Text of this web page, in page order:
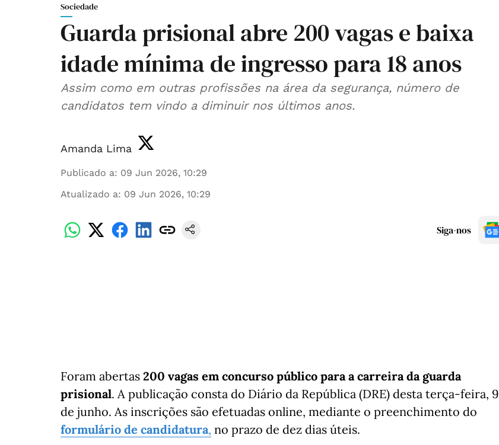
Sociedade
Guarda prisional abre 200 vagas e baixa
idade mínima de ingresso para 18 anos
Assim como em outras profissões na área da segurança, número de
candidatos tem vindo a diminuir nos últimos anos.
Amanda Lima
Publicado a: 09 Jun 2026, 10:29
Atualizado a: 09 Jun 2026, 10:29
Siga-nos
Foram abertas 200 vagas em concurso público para a carreira da guarda
prisional. A publicação consta do Diário da República (DRE) desta terça-feira, 9
de junho. As inscrições são efetuadas online, mediante o preenchimento do
formulário de candidatura, no prazo de dez dias úteis.